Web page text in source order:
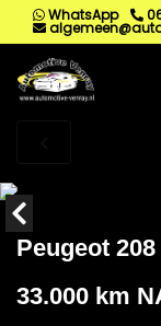
WhatsApp
Peugeot
33.000 km